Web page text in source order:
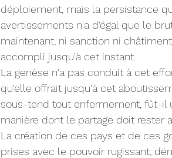
déploiement, mais la persistance
avertissements n'a d'égal que le
maintenant, ni sanction ni
accompli jusqu'à cet instant.
La genèse n'a pas conduit à cet
qu'elle offrait jusqu'à cet
sous-tend tout enfermement, fût-il
manière dont le partage doit rester
La création de ces pays et de ces
prises avec le pouvoir rugissant,